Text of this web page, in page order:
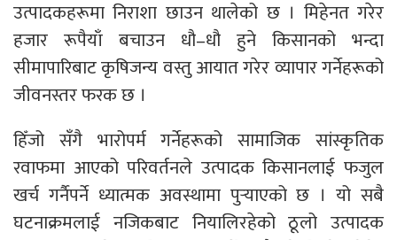
उत्पादकहरूमा निराशा छाउन थालेको छ । मिहेनत गरेर
हजार रूपैयाँ बचाउन धौ–धौ हुने किसानको भन्दा
सीमापारिबाट कृषिजन्य वस्तु आयात गरेर व्यापार गर्नेहरूको
जीवनस्तर फरक छ ।
हिँजो सँगै भारोपर्म गर्नेहरूको सामाजिक सांस्कृतिक
रवाफमा आएको परिवर्तनले उत्पादक किसानलाई फजुल
खर्च गर्नैपर्ने ध्यात्मक अवस्थामा पुर्‍याएको छ । यो सबै
घटनाक्रमलाई नजिकबाट नियालिरहेको ठूलो उत्पादक